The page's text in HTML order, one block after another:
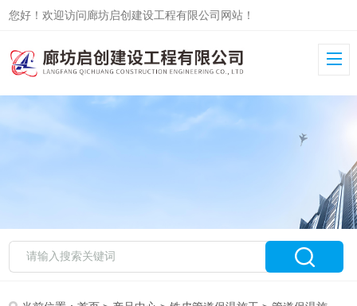
您好！欢迎访问廊坊启创建设工程有限公司网站！